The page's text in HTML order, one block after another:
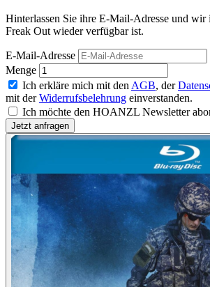
Hinterlassen Sie ihre E-Mail-Adresse und wir
Freak Out wieder verfügbar ist.
E-Mail-Adresse
Menge
Ich erkläre mich mit den AGB, der
mit derWiderrufsbelehrung einverstanden.
Ich möchte den HOANZL Newsletter